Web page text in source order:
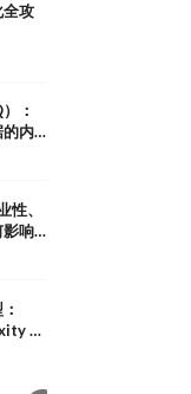
全攻
：
的内
性、
影响
和
中